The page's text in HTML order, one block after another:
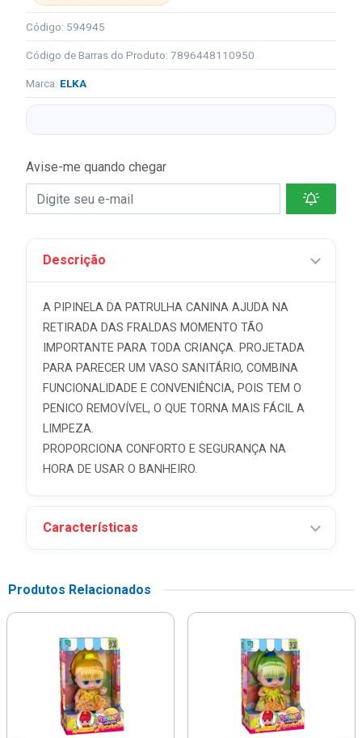
Código: 594945
Código de Barras do Produto: 7896448110950
Marca: ELKA
Avise-me quando chegar
Descrição
A PIPINELA DA PATRULHA CANINA AJUDA NA
RETIRADA DAS FRALDAS MOMENTO TÃO
IMPORTANTE PARA TODA CRIANÇA. PROJETADA
PARA PARECER UM VASO SANITÁRIO, COMBINA
FUNCIONALIDADE E CONVENIÊNCIA, POIS TEM O
PENICO REMOVÍVEL, O QUE TORNA MAIS FÁCIL A
LIMPEZA.
PROPORCIONA CONFORTO E SEGURANÇA NA
HORA DE USAR O BANHEIRO.
Características
Produtos Relacionados